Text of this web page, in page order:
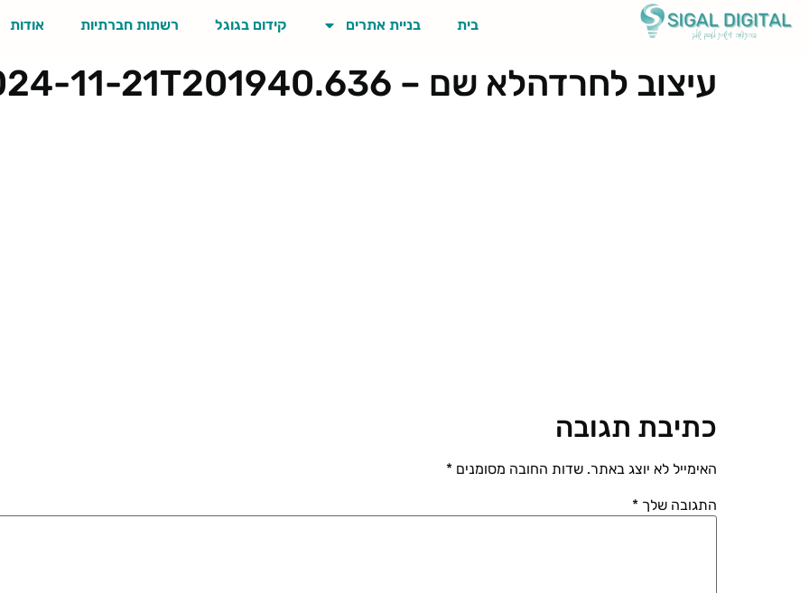
בית בניית אתרים קידום בגוגל רשתות חברתיות אודות
עיצוב לחרדהלא שם – 2024-11-21T201940.636
כתיבת תגובה
האימייל לא יוצג באתר. שדות החובה מסומנים *
התגובה שלך *